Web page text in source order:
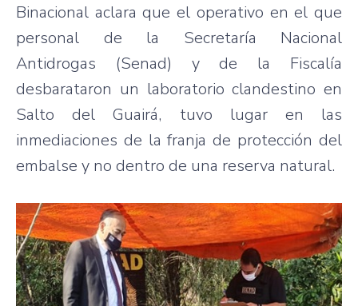
Binacional aclara que el operativo en el que
personal de la Secretaría Nacional
Antidrogas (Senad) y de la Fiscalía
desbarataron un laboratorio clandestino en
Salto del Guairá, tuvo lugar en las
inmediaciones de la franja de protección del
embalse y no dentro de una reserva natural.